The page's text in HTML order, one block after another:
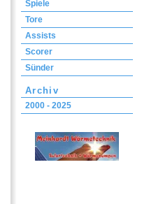
Spiele
Tore
Assists
Scorer
Sünder
Archiv
2000 - 2025